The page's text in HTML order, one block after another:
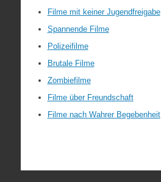
Filme mit keiner Jugendfreigabe
Spannende Filme
Polizeifilme
Brutale Filme
Zombiefilme
Filme über Freundschaft
Filme nach Wahrer Begebenheit